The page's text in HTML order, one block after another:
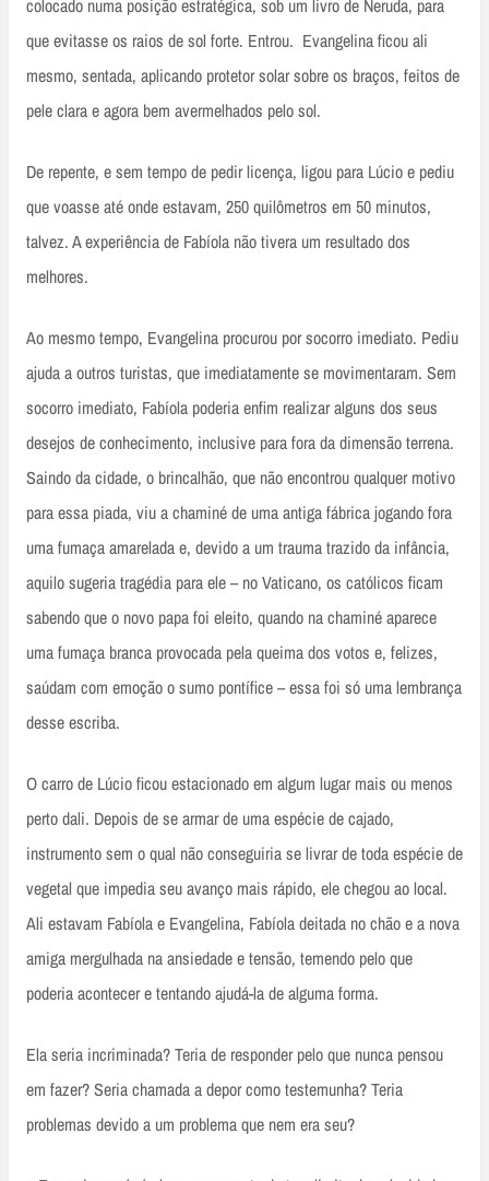
colocado numa posição estratégica, sob um livro de Neruda, para
que evitasse os raios de sol forte. Entrou. Evangelina ficou ali
mesmo, sentada, aplicando protetor solar sobre os braços, feitos de
pele clara e agora bem avermelhados pelo sol.
De repente, e sem tempo de pedir licença, ligou para Lúcio e pediu
que voasse até onde estavam, 250 quilômetros em 50 minutos,
talvez. A experiência de Fabíola não tivera um resultado dos
melhores.
Ao mesmo tempo, Evangelina procurou por socorro imediato. Pediu
ajuda a outros turistas, que imediatamente se movimentaram. Sem
socorro imediato, Fabíola poderia enfim realizar alguns dos seus
desejos de conhecimento, inclusive para fora da dimensão terrena.
Saindo da cidade, o brincalhão, que não encontrou qualquer motivo
para essa piada, viu a chaminé de uma antiga fábrica jogando fora
uma fumaça amarelada e, devido a um trauma trazido da infância,
aquilo sugeria tragédia para ele – no Vaticano, os católicos ficam
sabendo que o novo papa foi eleito, quando na chaminé aparece
uma fumaça branca provocada pela queima dos votos e, felizes,
saúdam com emoção o sumo pontífice – essa foi só uma lembrança
desse escriba.
O carro de Lúcio ficou estacionado em algum lugar mais ou menos
perto dali. Depois de se armar de uma espécie de cajado,
instrumento sem o qual não conseguiria se livrar de toda espécie de
vegetal que impedia seu avanço mais rápido, ele chegou ao local.
Ali estavam Fabíola e Evangelina, Fabíola deitada no chão e a nova
amiga mergulhada na ansiedade e tensão, temendo pelo que
poderia acontecer e tentando ajudá-la de alguma forma.
Ela seria incriminada? Teria de responder pelo que nunca pensou
em fazer? Seria chamada a depor como testemunha? Teria
problemas devido a um problema que nem era seu?